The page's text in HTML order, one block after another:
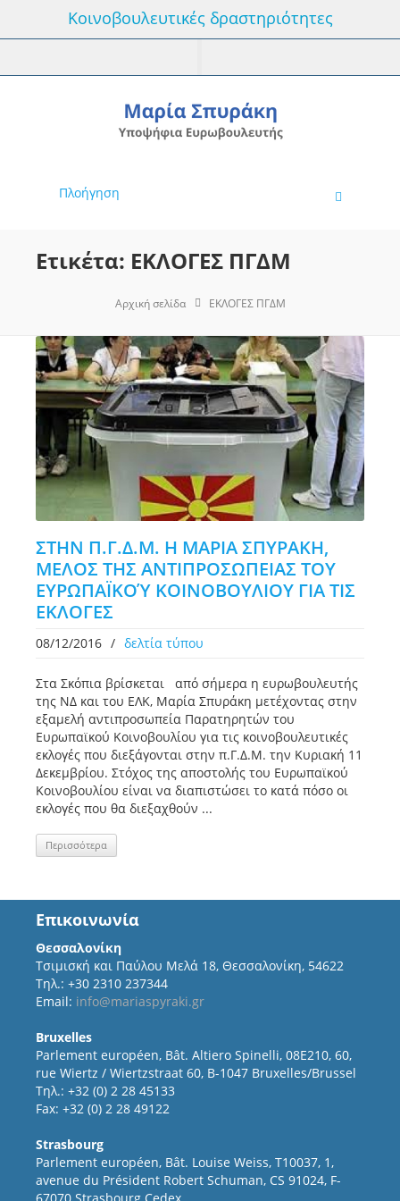
Κοινοβουλευτικές δραστηριότητες
Πλοήγηση
Ετικέτα: ΕΚΛΟΓΕΣ ΠΓΔΜ
Αρχική σελίδα ΕΚΛΟΓΕΣ ΠΓΔΜ
ΣΤΗΝ Π.Γ.Δ.Μ. Η ΜΑΡΙΑ ΣΠΥΡΑΚΗ,
ΜΕΛΟΣ ΤΗΣ ΑΝΤΙΠΡΟΣΩΠΕΙΑΣ ΤΟΥ
ΕΥΡΩΠΑΪΚΟΎ ΚΟΙΝΟΒΟΥΛΙΟΥ ΓΙΑ ΤΙΣ
ΕΚΛΟΓΕΣ
08/12/2016 / δελτία τύπου
Στα Σκόπια βρίσκεται από σήμερα η ευρωβουλευτής
της ΝΔ και του ΕΛΚ, Μαρία Σπυράκη μετέχοντας στην
εξαμελή αντιπροσωπεία Παρατηρητών του
Ευρωπαϊκού Κοινοβουλίου για τις κοινοβουλευτικές
εκλογές που διεξάγονται στην π.Γ.Δ.Μ. την Κυριακή 11
Δεκεμβρίου. Στόχος της αποστολής του Ευρωπαϊκού
Κοινοβουλίου είναι να διαπιστώσει το κατά πόσο οι
εκλογές που θα διεξαχθούν ...
Περισσότερα
Επικοινωνία
Θεσσαλονίκη
Τσιμισκή και Παύλου Μελά 18, Θεσσαλονίκη, 54622
Τηλ.: +30 2310 237344
Email: info@mariaspyraki.gr
Bruxelles
Parlement européen, Bât. Altiero Spinelli, 08E210, 60,
rue Wiertz / Wiertzstraat 60, B-1047 Bruxelles/Brussel
Τηλ.: +32 (0) 2 28 45133
Fax: +32 (0) 2 28 49122
Strasbourg
Parlement européen, Bât. Louise Weiss, T10037, 1,
avenue du Président Robert Schuman, CS 91024, F-